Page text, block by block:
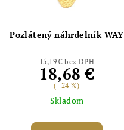
Pozlátený náhrdelník WAY
15,19 € bez DPH
18,68 €
(–24 %)
Skladom